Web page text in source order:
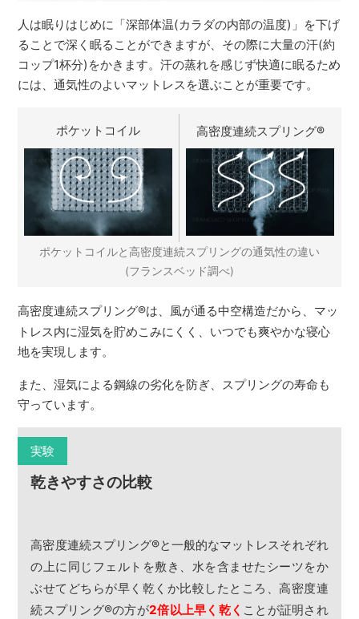
人は眠りはじめに「深部体温(カラダの内部の温度)」を下げ
ることで深く眠ることができますが、その際に大量の汗(約
コップ1杯分)をかきます。汗の蒸れを感じず快適に眠るため
には、通気性のよいマットレスを選ぶことが重要です。
ポケットコイル 高密度連続スプリング®
ポケットコイルと高密度連続スプリングの通気性の違い
(フランスベッド調べ)
高密度連続スプリング®は、風が通る中空構造だから、マッ
トレス内に湿気を貯めこみにくく、いつでも爽やかな寝心
地を実現します。
また、湿気による鋼線の劣化を防ぎ、スプリングの寿命も
守っています。
実験
乾きやすさの比較
高密度連続スプリング®と一般的なマットレスそれぞれ
の上に同じフェルトを敷き、水を含ませたシーツをか
ぶせてどちらが早く乾くか比較したところ、高密度連
続スプリング®の方が2倍以上早く乾く ことが証明され